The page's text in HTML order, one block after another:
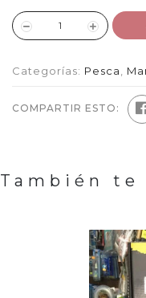
Categorías: Pesca
COMPARTIR ESTO:
También